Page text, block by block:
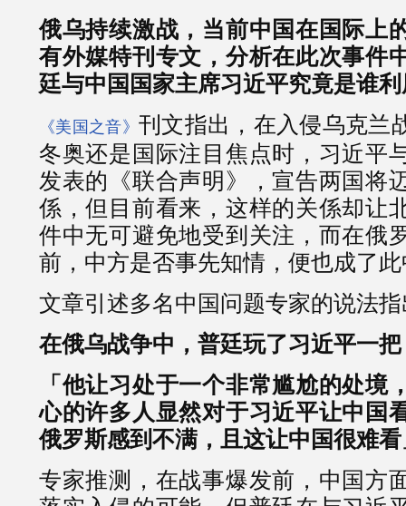
俄乌持续激战，当前中国在国际上
有外媒特刊专文，分析在此次事件
廷与中国国家主席习近平究竟是谁
《美国之音》 刊文指出，在入侵乌克兰
冬奥还是国际注目焦点时，习近平
发表的《联合声明》，宣告两国将
係，但目前看来，这样的关係却让
件中无可避免地受到关注，而在俄
前，中方是否事先知情，便也成了
文章引述多名中国问题专家的说法
在俄乌战争中，普廷玩了习近平一
「他让习处于一个非常尴尬的处境
心的许多人显然对于习近平让中国
俄罗斯感到不满，且这让中国很难
专家推测，在战事爆发前，中国方